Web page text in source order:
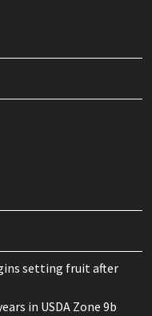
setting fruit after
in USDA Zone 9b